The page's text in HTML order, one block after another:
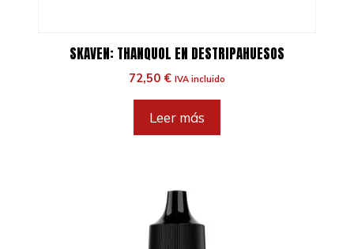
SKAVEN: THANQUOL EN DESTRIPAHUESOS
72,50 € IVA incluido
Leer más